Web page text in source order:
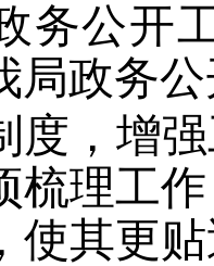
务公开
局政务
度，增
梳理工
使其更